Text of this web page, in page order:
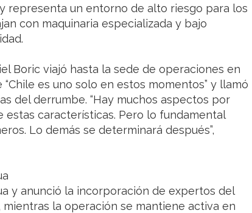
representa un entorno de alto riesgo para los
con maquinaria especializada y bajo
Boric viajó hasta la sede de operaciones en
es uno solo en estos momentos” y llamó
del derrumbe. “Hay muchos aspectos por
características. Pero lo fundamental
Lo demás se determinará después”,
y anunció la incorporación de expertos del
la operación se mantiene activa en